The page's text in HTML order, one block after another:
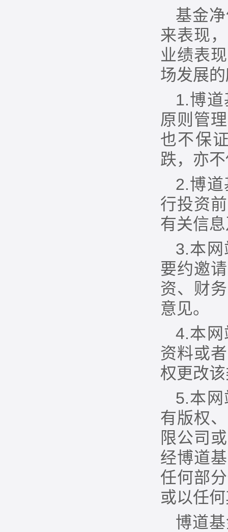
基金
来表现
业绩表
场发展
1.博
原则管
也不保
跌，亦
2.博
行投资
有关信
3.本
要约邀
资、财
意见。
4.本网
资料或
权更改
5.本
有版权
限公司
经博道
任何部
或以任
博道